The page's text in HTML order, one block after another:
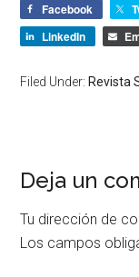
Facebook
LinkedIn
Filed Under: Revista
Deja un
Tu dirección de
Los campos